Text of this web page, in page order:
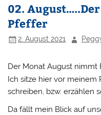
02.
Pfeffer
2. August 2021
Der Monat August nimmt
Ich sitze hier vor meinem
schreiben, bzw. erzählen
Da fällt mein Blick auf